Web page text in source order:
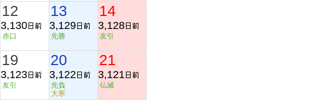
12
3,130
赤口
13
3,129
先勝
14
3,128
友引
19
3,123
友引
20
3,122
先負
大寒
21
3,121
仏滅